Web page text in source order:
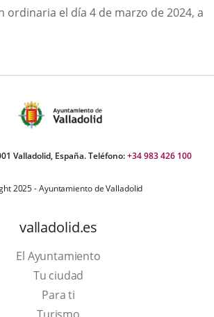
ordinaria el día 4 de marzo de 2024, a
Valladolid, España. Teléfono:+34 983 426 100
2025 - Ayuntamiento de Valladolid
valladolid.es
El Ayuntamiento
Tu ciudad
Para ti
Este